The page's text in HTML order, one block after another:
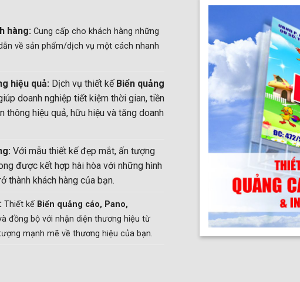
hàng: Cung cấp cho khách hàng những
về sản phẩm/dịch vụ một cách nhanh
hiệu quả: Dịch vụ thiết kế Biển quảng
doanh nghiệp tiết kiệm thời gian, tiền
hiệu quả, hữu hiệu và tăng doanh
Với mẫu thiết kế đẹp mắt, ấn tượng
được kết hợp hài hòa với những hình
thành khách hàng của bạn.
Thiết kế Biển quảng cáo, Pano,
đồng bộ với nhận diện thương hiệu từ
mạnh mẽ về thương hiệu của bạn.